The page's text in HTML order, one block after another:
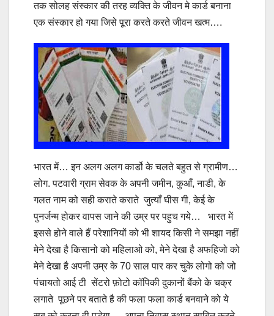
तक सोलह संस्कार की तरह व्यक्ति के जीवन मे कार्ड बनाना
एक संस्कार हो गया जिसे पूरा करते करते जीवन खत्म….
भारत में… इन अलग अलग कार्डो के चलते बहुत से ग्रामीण…
लोग. पटवारी ग्राम सेवक के अपनी जमीन, कुआँ, नाडी, के
गलत नाम को सही कराते कराते जुत्याँ घीस गी, केई के
पुनर्जन्म होकर वापस जाने की उम्र पर पहुच गये… भारत में
इससे होने वाले हैं परेशानियों को भी शायद किसी ने समझा नहीं
मेने देखा है किसानो को महिलाओ को, मेने देखा है अफहिजो को
मेने देखा है अपनी उम्र के 70 साल पार कर चुके लोगो को जो
पंचायतो आई टी सेंटरो फ़ोटो कॉपिकी दुकानों बैंको के चक्र
लगाते पूछने पर बताते है की फला फला कार्ड बनवाने को ये